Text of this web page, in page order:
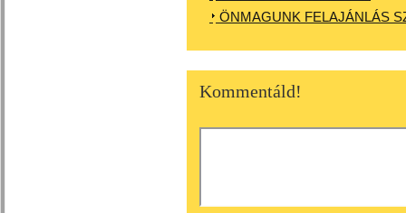
ÖNMAGUNK FELAJÁNLÁS
Kommentáld!